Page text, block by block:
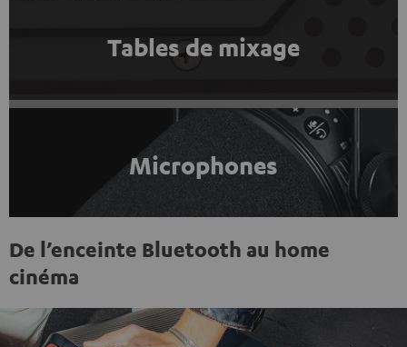
Tables de mixage
Microphones
De l’enceinte Bluetooth au home
cinéma